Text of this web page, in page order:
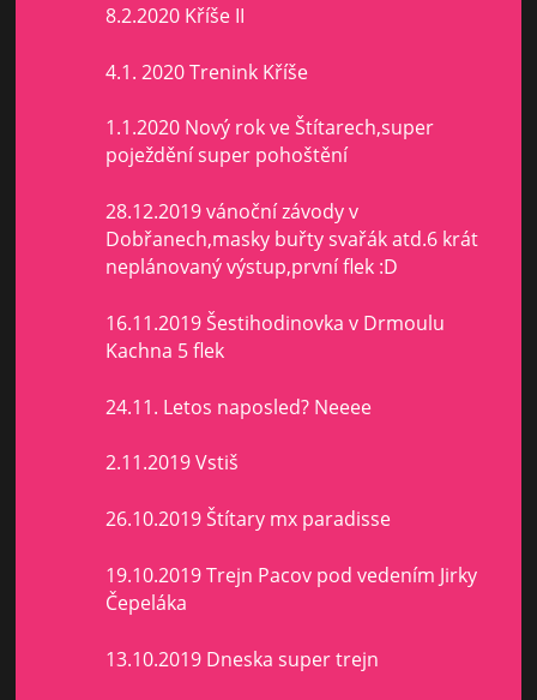
8.2.2020 Kříše II
4.1. 2020 Trenink Kříše
1.1.2020 Nový rok ve Štítarech,super
poježdění super pohoštění
28.12.2019 vánoční závody v
Dobřanech,masky buřty svařák atd.6 krát
neplánovaný výstup,první flek :D
16.11.2019 Šestihodinovka v Drmoulu
Kachna 5 flek
24.11. Letos naposled? Neeee
2.11.2019 Vstiš
26.10.2019 Štítary mx paradisse
19.10.2019 Trejn Pacov pod vedením Jirky
Čepeláka
13.10.2019 Dneska super trejn